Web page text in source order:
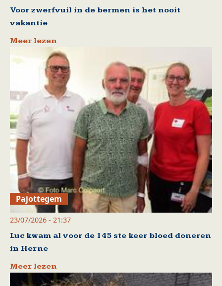
Voor zwerfvuil in de bermen is het nooit
vakantie
Meer lezen
Pajottegem
23/07/2026 - 21:37
Luc kwam al voor de 145 ste keer bloed doneren
in Herne
Meer lezen